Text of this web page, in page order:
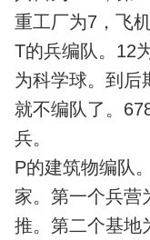
重工厂为7，飞
T的兵编队。12
为科学球。到后
就不编队了。
兵。
P的建筑物编队
家。第一个兵营
推。第二个基地